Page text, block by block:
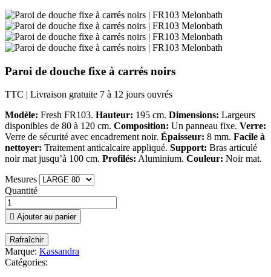
Paroi de douche fixe à carrés noirs
TTC | Livraison gratuite 7 à 12 jours ouvrés
Modèle: Fresh FR103. Hauteur: 195 cm. Dimensions: Largeurs
disponibles de 80 à 120 cm. Composition: Un panneau fixe. Verre:
Verre de sécurité avec encadrement noir. Épaisseur: 8 mm. Facile à
nettoyer: Traitement anticalcaire appliqué. Support: Bras articulé
noir mat jusqu’à 100 cm. Profilés: Aluminium. Couleur: Noir mat.
Mesures
Quantité
 Ajouter au panier
Marque: Kassandra
Catégories: